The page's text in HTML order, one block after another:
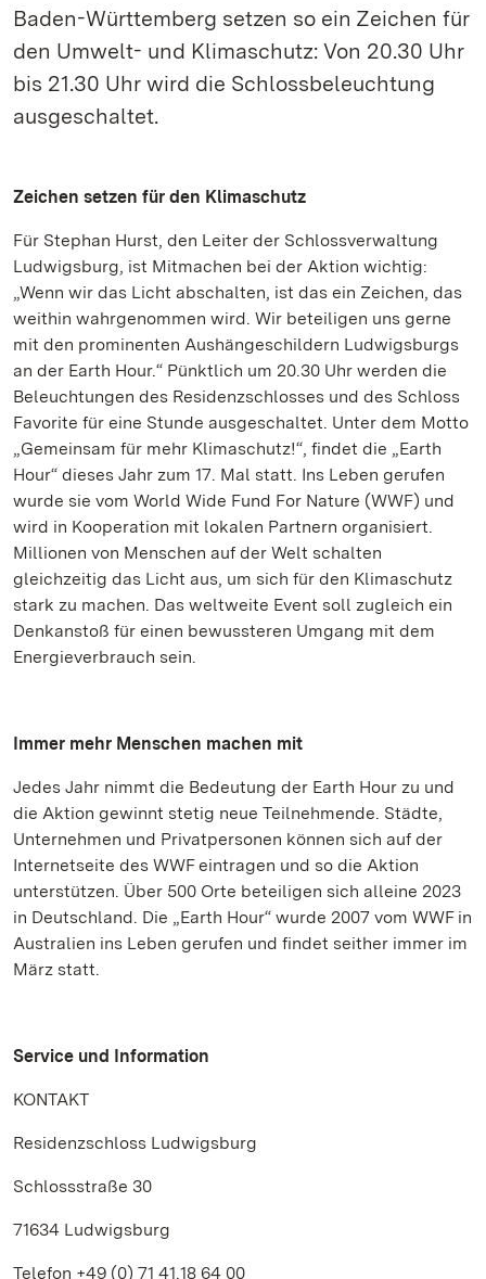
Baden-Württemberg setzen so ein Zeichen für
den Umwelt- und Klimaschutz: Von 20.30 Uhr
bis 21.30 Uhr wird die Schlossbeleuchtung
ausgeschaltet.
Zeichen setzen für den Klimaschutz
Für Stephan Hurst, den Leiter der Schlossverwaltung
Ludwigsburg, ist Mitmachen bei der Aktion wichtig:
„Wenn wir das Licht abschalten, ist das ein Zeichen, das
weithin wahrgenommen wird. Wir beteiligen uns gerne
mit den prominenten Aushängeschildern Ludwigsburgs
an der Earth Hour.“ Pünktlich um 20.30 Uhr werden die
Beleuchtungen des Residenzschlosses und des Schloss
Favorite für eine Stunde ausgeschaltet. Unter dem Motto
„Gemeinsam für mehr Klimaschutz!“, findet die „Earth
Hour“ dieses Jahr zum 17. Mal statt. Ins Leben gerufen
wurde sie vom World Wide Fund For Nature (WWF) und
wird in Kooperation mit lokalen Partnern organisiert.
Millionen von Menschen auf der Welt schalten
gleichzeitig das Licht aus, um sich für den Klimaschutz
stark zu machen. Das weltweite Event soll zugleich ein
Denkanstoß für einen bewussteren Umgang mit dem
Energieverbrauch sein.
Immer mehr Menschen machen mit
Jedes Jahr nimmt die Bedeutung der Earth Hour zu und
die Aktion gewinnt stetig neue Teilnehmende. Städte,
Unternehmen und Privatpersonen können sich auf der
Internetseite des WWF eintragen und so die Aktion
unterstützen. Über 500 Orte beteiligen sich alleine 2023
in Deutschland. Die „Earth Hour“ wurde 2007 vom WWF in
Australien ins Leben gerufen und findet seither immer im
März statt.
Service und Information
KONTAKT
Residenzschloss Ludwigsburg
Schlossstraße 30
71634 Ludwigsburg
Telefon +49 (0) 71 41.18 64 00